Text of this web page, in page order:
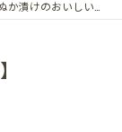
か漬けのおいしい食べ方】